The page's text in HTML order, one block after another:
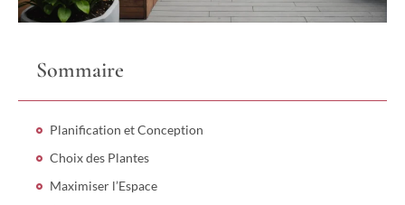
Sommaire
Planification et Conception
Choix des Plantes
Maximiser l’Espace